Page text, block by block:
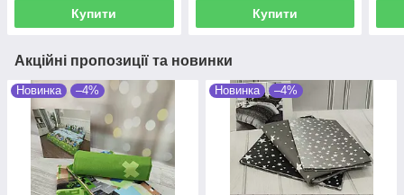
Купити Купити
Акційні пропозиції та новинки
Новинка –4% Новинка –4%